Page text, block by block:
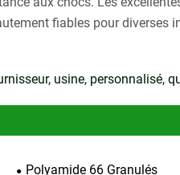
fiables pour diverses
usine, personnalisé,
Polyamide 66 Granulés